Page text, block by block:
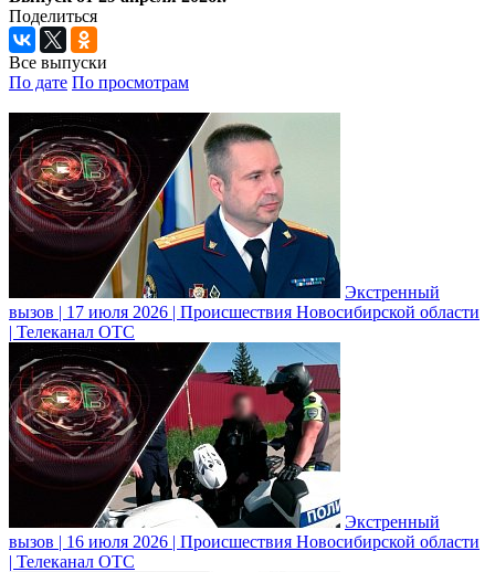
Поделиться
Все выпуски
По дате По просмотрам
Экстренный
вызов | 17 июля 2026 | Происшествия Новосибирской области
| Телеканал ОТС
Экстренный
вызов | 16 июля 2026 | Происшествия Новосибирской области
| Телеканал ОТС